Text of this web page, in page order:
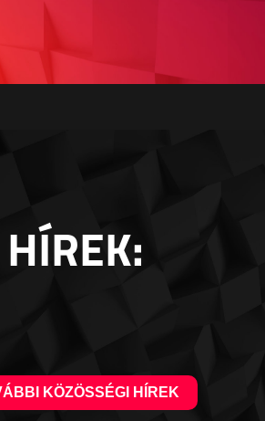
HÍREK:
KÖZÖSSÉGI HÍREK